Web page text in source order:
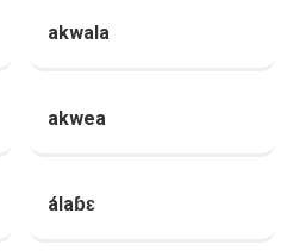
akwala
akwea
álaɓɛ